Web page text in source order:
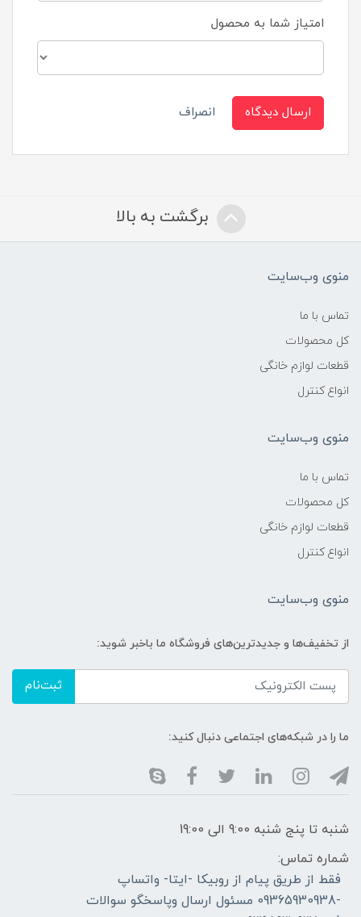
امتیاز شما به محصول
ارسال دیدگاه انصراف
برگشت به بالا
منوی وب‌سایت
تماس با ما
کل محصولات
قطعات لوازم خانگی
انواع کنترل
منوی وب‌سایت
تماس با ما
کل محصولات
قطعات لوازم خانگی
انواع کنترل
منوی وب‌سایت
از تخفیف‌ها و جدیدترین‌های فروشگاه ما باخبر شوید:
ثبت‌نام
ما را در شبکه‌های اجتماعی دنبال کنید:
شنبه تا پنج شنبه 9:00 الی 19:00
شماره تماس:
فقط از طریق پیام از روبیکا -ایتا- واتساپ
-09365930938 مسئول ارسال وپاسخگو سوالات